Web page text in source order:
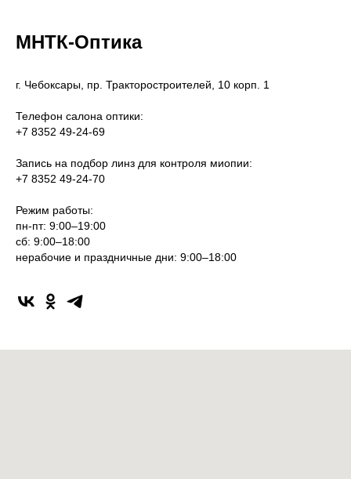
МНТК-Оптика
г. Чебоксары, пр. Тракторостроителей, 10 корп. 1
Телефон салона оптики:
+7 8352 49-24-69
Запись на подбор линз для контроля миопии:
+7 8352 49-24-70
Режим работы:
пн-пт: 9:00–19:00
сб: 9:00–18:00
нерабочие и праздничные дни: 9:00–18:00